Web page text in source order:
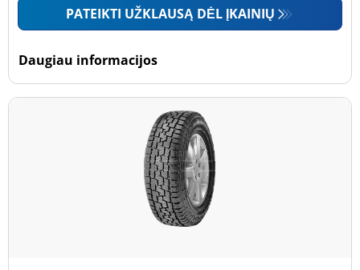
PATEIKTI UŽKLAUSĄ DĖL ĮKAINIŲ
Daugiau informacijos